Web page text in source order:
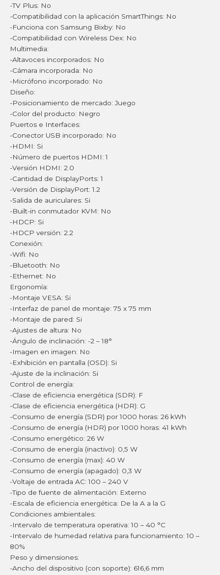
-TV Plus: No
-Compatibilidad con la aplicación SmartThings: No
-Funciona con Samsung Bixby: No
-Compatibilidad con Wireless Dex: No
Multimedia:
-Altavoces incorporados: No
-Cámara incorporada: No
-Micrófono incorporado: No
Diseño:
-Posicionamiento de mercado: Juego
-Color del producto: Negro
Puertos e Interfaces:
-Conector USB incorporado: No
-HDMI: Si
-Número de puertos HDMI: 1
-Versión HDMI: 2.0
-Cantidad de DisplayPorts: 1
-Versión de DisplayPort: 1.2
-Salida de auriculares: Si
-Built-in conmutador KVM: No
-HDCP: Si
-HDCP versión: 2.2
Conexión:
-Wifi: No
-Bluetooth: No
-Ethernet: No
Ergonomía:
-Montaje VESA: Si
-Interfaz de panel de montaje: 75 x 75 mm
-Montaje de pared: Si
-Ajustes de altura: No
-Ángulo de inclinación: -2 – 18°
-Imagen en imagen: No
-Exhibición en pantalla (OSD): Si
-Ajuste de la inclinación: Si
Control de energía:
-Clase de eficiencia energética (SDR): F
-Clase de eficiencia energética (HDR): G
-Consumo de energía (SDR) por 1000 horas: 26 kWh
-Consumo de energía (HDR) por 1000 horas: 41 kWh
-Consumo energético: 26 W
-Consumo de energía (inactivo): 0,5 W
-Consumo de energía (max): 40 W
-Consumo de energía (apagado): 0,3 W
-Voltaje de entrada AC: 100 – 240 V
-Tipo de fuente de alimentación: Externo
-Escala de eficiencia energética: De la A a la G
Condiciones ambientales:
-Intervalo de temperatura operativa: 10 – 40 °C
-Intervalo de humedad relativa para funcionamiento: 10 –
80%
Peso y dimensiones:
-Ancho del dispositivo (con soporte): 616,6 mm